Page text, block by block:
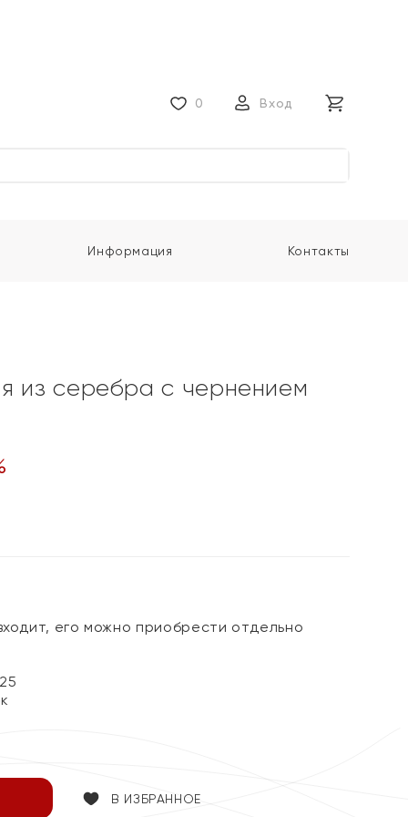
0 Вход
Информация Контакты
из серебра с чернением
его можно приобрести отдельно
В ИЗБРАННОЕ